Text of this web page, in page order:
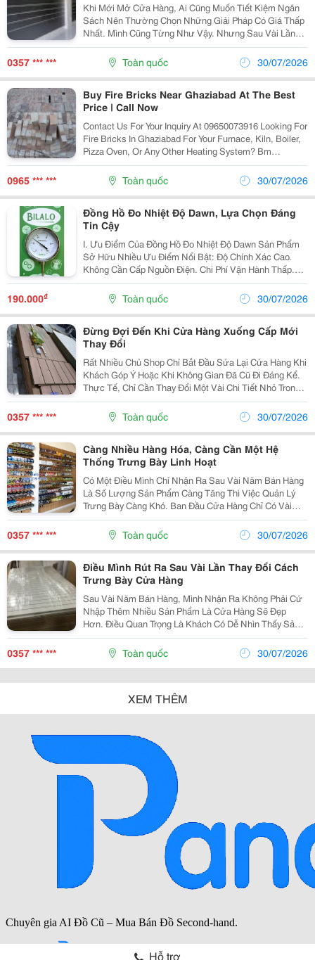
Khi Mới Mở Cửa Hàng, Ai Cũng Muốn Tiết Kiệm Ngân
Sách Nên Thường Chọn Những Giải Pháp Có Giá Thấp
Nhất. Mình Cũng Từng Như Vậy. Nhưng Sau Vài Lần
Phải Thay Phụ Kiện Vì Không Phù Hợp Hoặc Mua Thêm
Do Thiếu Tính Toán, Tổng Chi Phí Còn Cao Hơn So
0357 *** *** Toàn quốc 30/07/2026
Buy Fire Bricks Near Ghaziabad At The Best
Price | Call Now
Contact Us For Your Inquiry At 09650073916 Looking For
Fire Bricks In Ghaziabad For Your Furnace, Kiln, Boiler,
Pizza Oven, Or Any Other Heating System? Bm
Enterprises Offers High-Quality Fire Bricks That
Withstand High Temperatures, Are Good...
0965 *** *** Toàn quốc 30/07/2026
Đồng Hồ Đo Nhiệt Độ Dawn, Lựa Chọn Đáng
Tin Cậy
I. Ưu Điểm Của Đồng Hồ Đo Nhiệt Độ Dawn Sản Phẩm
Sở Hữu Nhiều Ưu Điểm Nổi Bật: Độ Chính Xác Cao.
Không Cần Cấp Nguồn Điện. Chi Phí Vận Hành Thấp.
Tuổi Thọ Lâu Dài. Chịu Rung Và Chịu Nhiệt Tốt. Dễ Dàng
190.000₫ Toàn quốc 30/07/2026
Đừng Đợi Đến Khi Cửa Hàng Xuống Cấp Mới
Thay Đổi
Rất Nhiều Chủ Shop Chỉ Bắt Đầu Sửa Lại Cửa Hàng Khi
Khách Góp Ý Hoặc Khi Không Gian Đã Cũ Đi Đáng Kể.
Thực Tế, Chỉ Cần Thay Đổi Một Vài Chi Tiết Nhỏ Trong
Khu Vực Trưng Bày Cũng Có Thể Tạo Cảm Giác Mới
Mẻ Mà Không Cần Đầu Tư Quá Lớn. Mình Từng Dành...
0357 *** *** Toàn quốc 30/07/2026
Càng Nhiều Hàng Hóa, Càng Cần Một Hệ
Thống Trưng Bày Linh Hoạt
Có Một Điều Mình Chỉ Nhận Ra Sau Vài Năm Bán Hàng
Là Số Lượng Sản Phẩm Càng Tăng Thì Việc Quản Lý
Trưng Bày Càng Khó. Ban Đầu Cửa Hàng Chỉ Có Vài
Chục Mẫu Nên Mọi Thứ Khá Đơn Giản. Nhưng Khi
Danh Mục Sản Phẩm Mở Rộng, Mỗi Lần Nhập Thêm
Hàng Lại Phải...
0357 *** *** Toàn quốc 30/07/2026
Điều Mình Rút Ra Sau Vài Lần Thay Đổi Cách
Trưng Bày Cửa Hàng
Sau Vài Năm Bán Hàng, Mình Nhận Ra Không Phải Cứ
Nhập Thêm Nhiều Sản Phẩm Là Cửa Hàng Sẽ Đẹp
Hơn. Điều Quan Trọng Là Khách Có Dễ Nhìn Thấy Sản
Phẩm Hay Không Và Mình Có Dễ Thay Đổi Cách Trưng
Bày Khi Cần Hay Không. Những Phụ Kiện Nhỏ Như Móc
0357 *** *** Toàn quốc 30/07/2026
XEM THÊM
Hỗ trợ